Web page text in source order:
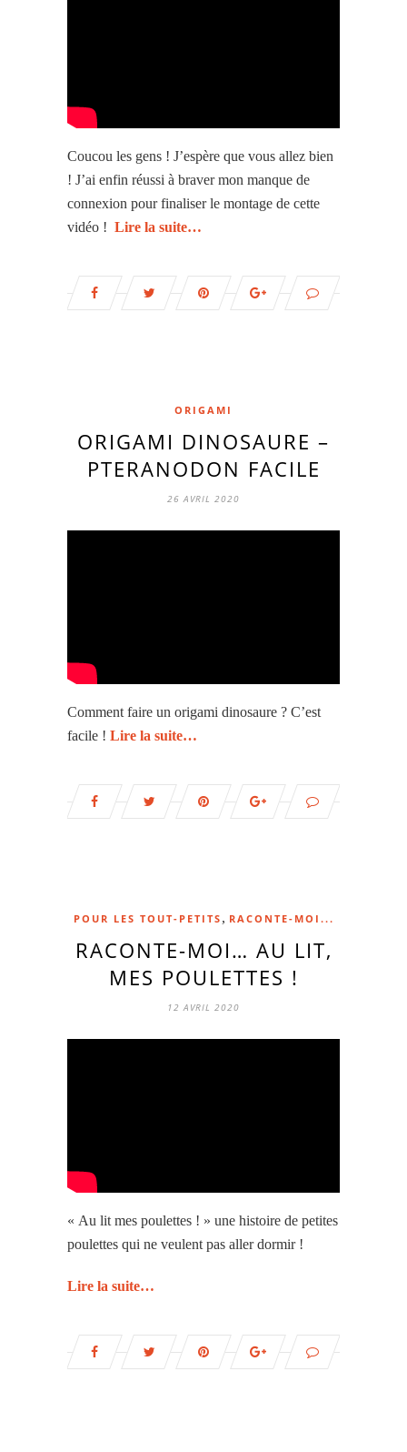
Coucou les gens ! J’espère que vous allez bien
! J’ai enfin réussi à braver mon manque de
connexion pour finaliser le montage de cette
vidéo ! Lire la suite…
ORIGAMI
ORIGAMI DINOSAURE –
PTERANODON FACILE
26 AVRIL 2020
Comment faire un origami dinosaure ? C’est
facile ! Lire la suite…
POUR LES TOUT-PETITS , RACONTE-MOI...
RACONTE-MOI… AU LIT,
MES POULETTES !
12 AVRIL 2020
« Au lit mes poulettes ! » une histoire de petites
poulettes qui ne veulent pas aller dormir !
Lire la suite…